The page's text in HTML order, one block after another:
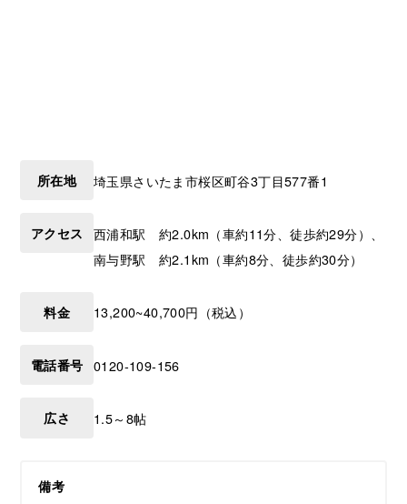
所在地 埼玉県さいたま市桜区町谷3丁目577番1
アクセス
西浦和駅 約2.0km（車約11分、徒歩約29分）、
南与野駅 約2.1km（車約8分、徒歩約30分）
料金 13,200~40,700円（税込）
電話番号 0120-109-156
広さ 1.5～8帖
備考